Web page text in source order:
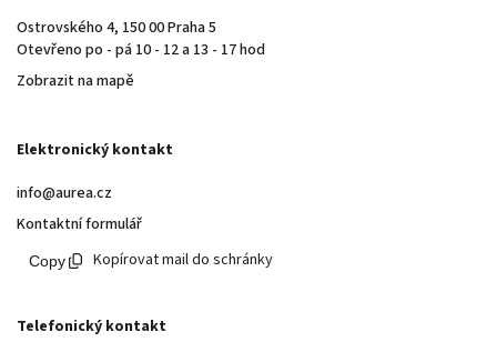
Ostrovského 4, 150 00 Praha 5
Otevřeno po - pá 10 - 12 a 13 - 17 hod
Zobrazit na mapě
Elektronický kontakt
info@aurea.cz
Kontaktní formulář
Kopírovat mail do schránky
Telefonický kontakt